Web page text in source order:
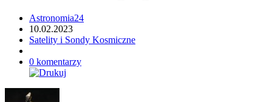
Astronomia24
10.02.2023
Satelity i Sondy Kosmiczne
0 komentarzy